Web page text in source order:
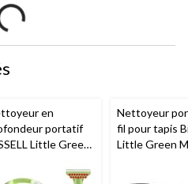
en
portatif
Little Green
et tissus
Nettoyeur
fil pour tapis
Little Green